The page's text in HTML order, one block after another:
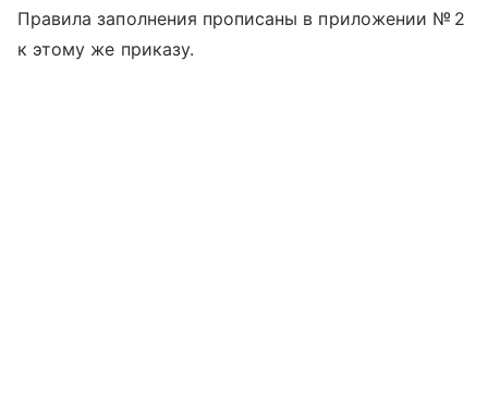
Правила заполнения прописаны в приложении № 2
к этому же приказу.